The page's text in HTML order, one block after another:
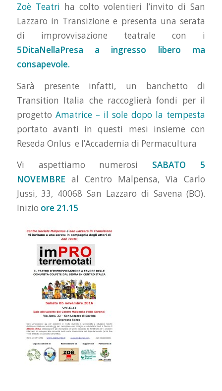
Zoè Teatri ha colto volentieri l’invito di San
Lazzaro in Transizione e presenta una serata
di improvvisazione teatrale con i
5DitaNellaPresa a ingresso libero ma
consapevole.
Sarà presente infatti, un banchetto di
Transition Italia che raccoglierà fondi per il
progetto Amatrice – il sole dopo la tempesta
portato avanti in questi mesi insieme con
Reseda Onlus e l’Accademia di Permacultura
Vi aspettiamo numerosi
SABATO 5
NOVEMBRE al Centro Malpensa,Via Carlo
Jussi, 33, 40068 San Lazzaro di Savena (BO).
Inizio ore 21.15